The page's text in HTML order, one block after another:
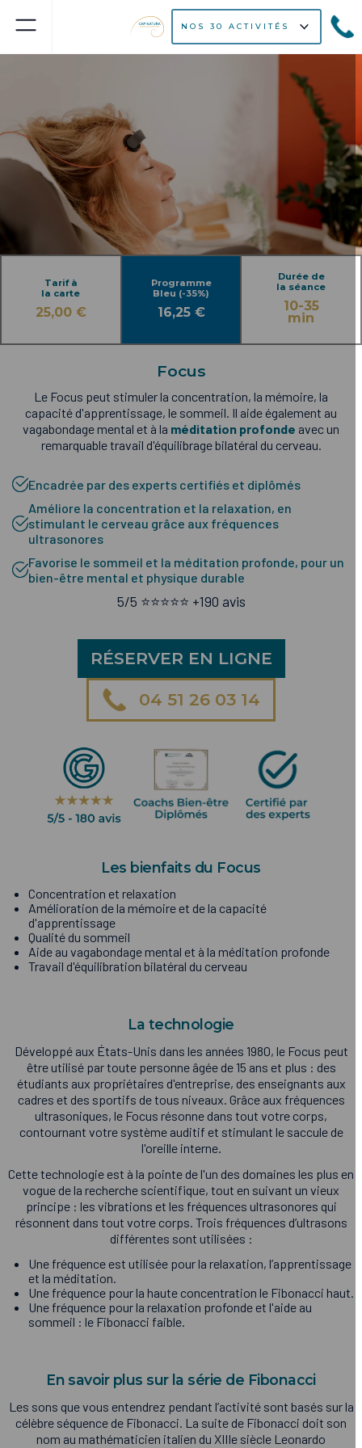
NOS 30 ACTIVITÉS
Tarif à
la carte
25,00 €
Programme
Bleu (-35%)
16,25 €
Durée de
la séance
10-35
min
Focus
Le Focus peut stimuler la concentration, la mémoire, la
capacité d'apprentissage, le sommeil. Il aide également au
vagabondage mental et à la méditation profonde avec un
remarquable travail d'équilibrage bilatéral du cerveau.
Encadrée par des experts certifiés et diplômés
Améliore la concentration et la relaxation, en
stimulant le cerveau grâce aux fréquences
ultrasonores
Favorise le sommeil et la méditation profonde, pour un
bien-être mental et physique durable
5/5 ⭐️⭐️⭐️⭐️⭐️ +190 avis
RÉSERVER EN LIGNE
04 51 26 03 14
Les bienfaits du Focus
Concentration et relaxation
Amélioration de la mémoire et de la capacité
d'apprentissage
Qualité du sommeil
Aide au vagabondage mental et à la méditation profonde
Travail d'équilibration bilatéral du cerveau
La technologie
Développé aux États-Unis dans les années 1980, le Focus peut
être utilisé par toute personne âgée de 15 ans et plus : des
étudiants aux propriétaires d'entreprise, des enseignants aux
cadres et des sportifs de tous niveaux. Grâce aux fréquences
ultrasoniques, le Focus résonne dans tout votre corps,
contournant votre système auditif et stimulant le saccule de
l'oreille interne.
Cette technologie est à la pointe de l'un des domaines les plus en
vogue de la recherche scientifique, tout en suivant un vieux
principe : les vibrations et les fréquences ultrasonores qui
résonnent dans tout votre corps. Trois fréquences d’ultrasons
différentes sont utilisées :
Une fréquence est utilisée pour la relaxation, l’apprentissage
et la méditation.
Une fréquence pour la haute concentration le Fibonacci haut.
Une fréquence pour la relaxation profonde et l'aide au
sommeil : le Fibonacci faible.
En savoir plus sur la série de Fibonacci
Les sons que vous entendrez pendant l’activité sont basés sur la
célèbre séquence de Fibonacci. La suite de Fibonacci doit son
nom au mathématicien italien du XIIIe siècle Leonardo